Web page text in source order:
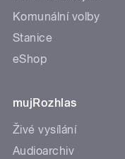
Komunální volby
Stanice
eShop
mujRozhlas
Živé vysílání
Audioarchiv